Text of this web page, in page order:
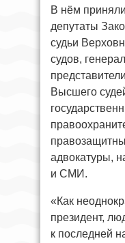
В нём
депутаты
судьи
судов,
Высшего
адвокатуры,
и СМИ.
«Как
президент,
к последней